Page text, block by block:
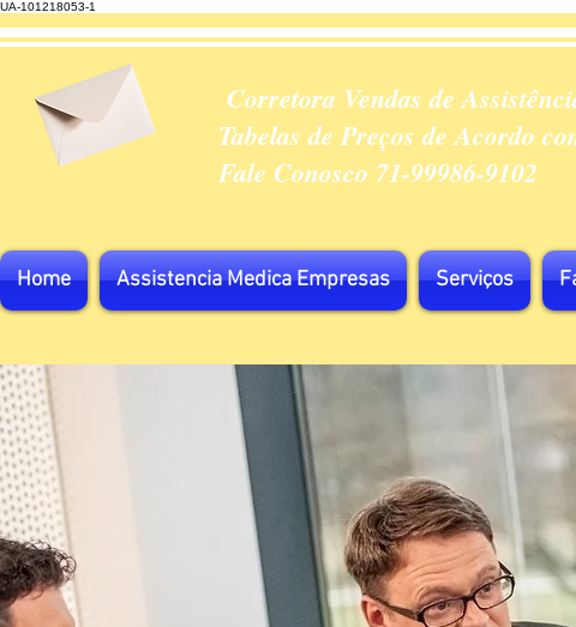
UA-101218053-1
Corretora Vendas de
Tabelas de Preços de Acordo
Fale Conosco 71-99986-9102
Home Assistencia Medica Empresas Serviços